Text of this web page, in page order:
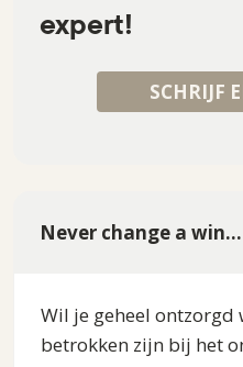
Never change a winning team
Wil je geheel
betrokken zijn bij het
expert!
SCHRIJF